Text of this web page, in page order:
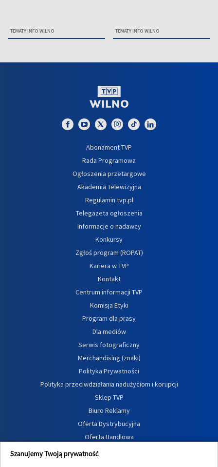
TEMATY INFO WILNO TEMATY INFO WILNO
Abonament TVP
Rada Programowa
Ogłoszenia przetargowe
Akademia Telewizyjna
Regulamin tvp.pl
Telegazeta ogłoszenia
Informacje o nadawcy
Konkursy
Zgłoś program (ROPAT)
Kariera w TVP
Kontakt
Centrum informacji TVP
Komisja Etyki
Program dla prasy
Dla mediów
Serwis fotograficzny
Merchandising (znaki)
Polityka Prywatności
Polityka przeciwdziałania nadużyciom i korupcji
Sklep TVP
Biuro Reklamy
Oferta Dystrybucyjna
Oferta Handlowa
Dostępność
Szanujemy Twoją prywatność